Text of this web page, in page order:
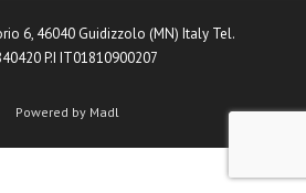
6, 46040 Guidizzolo (MN) Italy Tel.
P.I IT01810900207
Powered by Madl